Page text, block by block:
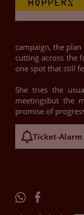
campaign, the
cutting across the
one spot that still
She tries the
meetingsbut the
promise of
Ticket-Alarm